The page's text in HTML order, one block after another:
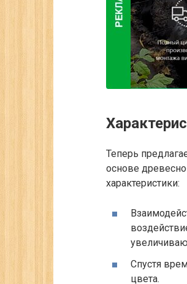
Теперь
основе
характеристики:
Спустя
цвета.